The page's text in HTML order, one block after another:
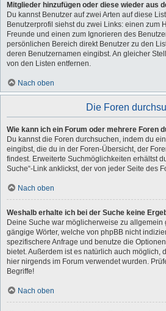
Mitglieder hinzufügen oder diese wieder aus
Du kannst Benutzer auf zwei Arten auf diese
Benutzerprofil siehst du zwei Links: einen zum
Freunde und einen zum Ignorieren des
persönlichen Bereich direkt Benutzer zu den
deren Benutzernamen eingibst. An gleicher
von den Listen entfernen.
Nach oben
Die Foren
Wie kann ich ein Forum oder mehrere Foren
Du kannst die Foren durchsuchen, indem du
eingibst, die du in der Foren-Übersicht, der
findest. Erweiterte Suchmöglichkeiten erhältst
Suche“-Link anklickst, der von jeder Seite des
Nach oben
Weshalb erhalte ich bei der Suche keine
Deine Suche war möglicherweise zu
gängige Wörter, welche von phpBB nicht
spezifischere Anfrage und benutze die
bietet. Außerdem ist es natürlich auch möglich,
hier nirgends im Forum verwendet wurden.
Begriffe!
Nach oben